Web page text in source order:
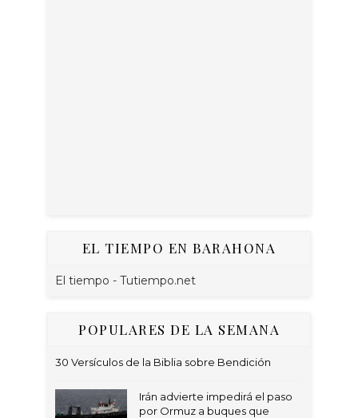
EL TIEMPO EN BARAHONA
El tiempo - Tutiempo.net
POPULARES DE LA SEMANA
30 Versículos de la Biblia sobre Bendición
Irán advierte impedirá el paso
por Ormuz a buques que